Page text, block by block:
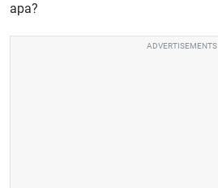
apa?
ADVERTISEMENTS